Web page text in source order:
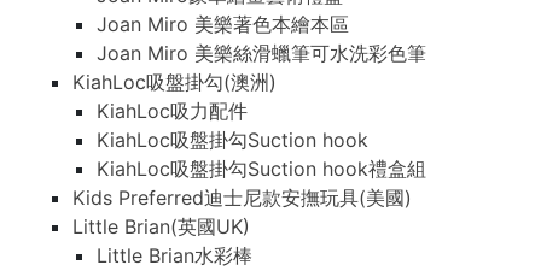
Joan Miro 美樂著色本繪本區
Joan Miro 美樂絲滑蠟筆可水洗彩色筆
KiahLoc吸盤掛勾(澳洲)
KiahLoc吸力配件
KiahLoc吸盤掛勾Suction hook
KiahLoc吸盤掛勾Suction hook禮盒組
Kids Preferred迪士尼款安撫玩具(美國)
Little Brian(英國UK)
Little Brian水彩棒